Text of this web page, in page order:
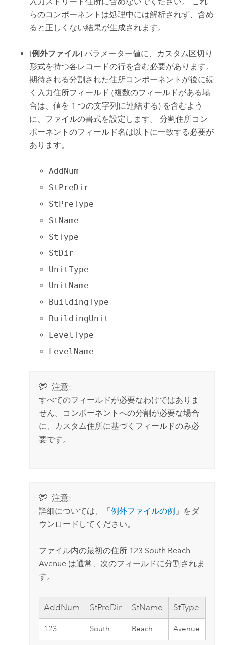
らのコンポーネントは処理中には解析されず、含め
ると正しくない結果が生成されます。
[例外ファイル] パラメーター値に、カスタム区切り
形式を持つ各レコードの行を含む必要があります。
期待される分割された住所コンポーネントが後に続
く入力住所フィールド (複数のフィールドがある場
合は、値を 1 つの文字列に連結する) を含むよう
に、ファイルの書式を設定します。 分割住所コン
ポーネントのフィールド名は以下に一致する必要が
あります。
AddNum
StPreDir
StPreType
StName
StType
StDir
UnitType
UnitName
BuildingType
BuildingUnit
LevelType
LevelName
注意:
すべてのフィールドが必要なわけではありま
せん。コンポーネントへの分割が必要な場合
に、カスタム住所に基づくフィールドのみ必
要です。
注意:
詳細については、「例外ファイルの例 」をダ
ウンロードしてください。
ファイル内の最初の住所 123 South Beach
Avenue は通常、次のフィールドに分割されま
す。
AddNum StPreDir StName StType
123 South Beach Avenue